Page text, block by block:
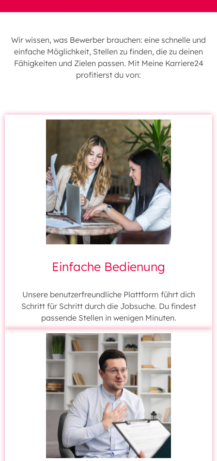
Wir wissen, was Bewerber brauchen: eine schnelle und
einfache Möglichkeit, Stellen zu finden, die zu deinen
Fähigkeiten und Zielen passen. Mit Meine Karriere24
profitierst du von:
Einfache Bedienung
Unsere benutzerfreundliche Plattform führt dich
Schritt für Schritt durch die Jobsuche. Du findest
passende Stellen in wenigen Minuten.